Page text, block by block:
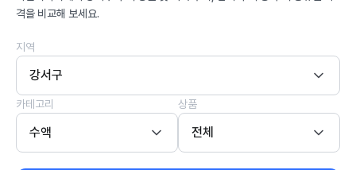
격을 비교해 보세요.
지역
강서구
카테고리
수액
상품
전체